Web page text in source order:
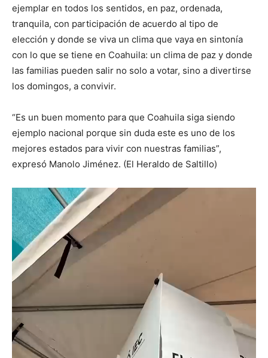
ejemplar en todos los sentidos, en paz, ordenada,
tranquila, con participación de acuerdo al tipo de
elección y donde se viva un clima que vaya en sintonía
con lo que se tiene en Coahuila: un clima de paz y donde
las familias pueden salir no solo a votar, sino a divertirse
los domingos, a convivir.
“Es un buen momento para que Coahuila siga siendo
ejemplo nacional porque sin duda este es uno de los
mejores estados para vivir con nuestras familias”,
expresó Manolo Jiménez. (El Heraldo de Saltillo)
Reproductor
de
vídeo